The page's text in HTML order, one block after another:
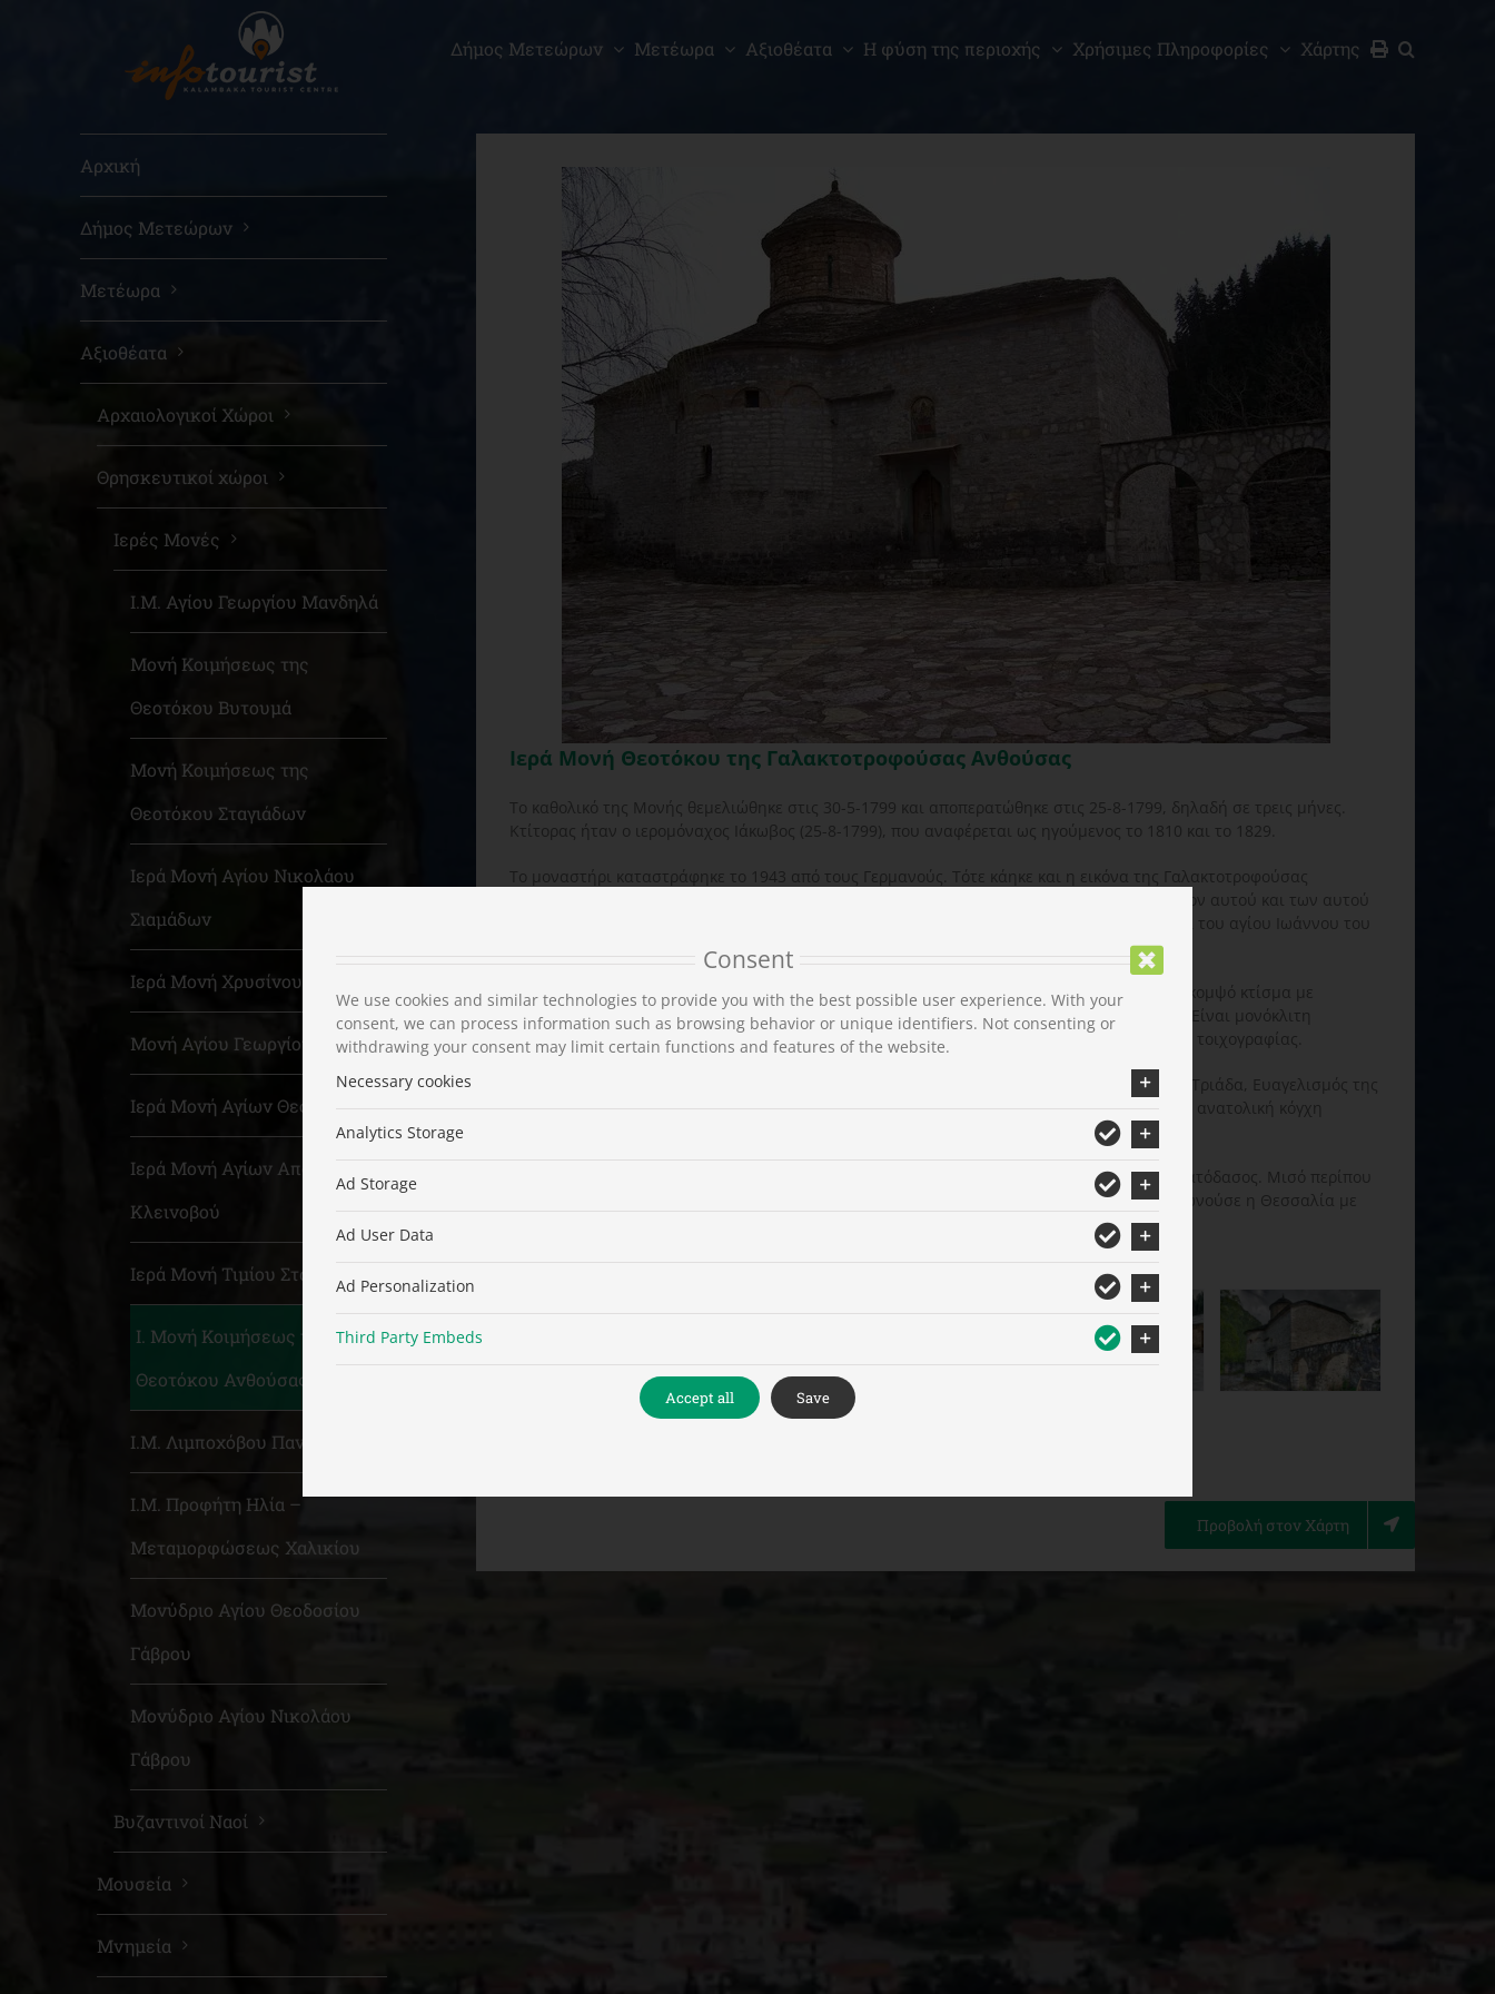
Δήμος Μετεώρων Μετέωρα Αξιοθέατα Η φύση της περιοχής Χρήσιμες Πληροφορίες Χάρτης
Ιερά Μονή Θεοτόκου της Γαλακτοτροφούσας Ανθούσας
Το καθολικό της Μονής θεμελιώθηκε στις 30-5-1799 και αποπερατώθηκε στις 25-8-1799, δηλαδή σε τρεις μήνες.
Κτίτορας ήταν ο ιερομόναχος Ιάκωβος (25-8-1799), που αναφέρεται ως ηγούμενος το 1810 και το 1829.
Το μοναστήρι καταστράφηκε το 1943 από τους Γερμανούς. Τότε κάηκε και η εικόνα της Γαλακτοτροφούσας
Παναγίας, αφιέρωμα του 1788 από τον Καλαρρυτιώτη Δημήτριο Τουρτούρη “εις μνημόσυνον αυτού και των αυτού
αυταδέλφων και των εν αυτοίς διαδόχοις αυτών”. Επίσης καταστράφηκε και το παρεκκλήσι του αγίου Ιωάννου του
Προδρόμου, που το τιμούσαν στις 29 Αυγούστου (αποτομή της τιμίας κεφαλής του).
Σήμερα, εκτός από δύο νεότερα κτίσματα στα δυτικά, σώζεται μόνον το καθολικό, πέτρινο κομψό κτίσμα με
τετράκλινη στέγη, σκεπασμένη με πλάκες, δύο χορούς αγιορειτικού τύπου και ένα τρούλο. Είναι μονόκλιτη
βασιλική με ημικυλινδρική καμάρα στην οροφή. Σώζονται και μερικά λείψανα της παλαιάς τοιχογραφίας.
Το βόρειο πέτρινο θύρωμα (όπου οι επιγραφές) έχει περίτεχνα ανάγλυφα κοσμήματα (Αγία Τριάδα, Ευαγελισμός της
Θεοτόκου, από δύο: δικέφαλους αετούς, αγγέλους και ανθοδοχεία). Επίσης, στην εξωτερική ανατολική κόγχη
Το μοναστήρι είναι χτισμένο σε μια θαυμάσια τοποθεσία, περικυκλωμένη από πλούσιο ελατόδασος. Μισό περίπου
χιλιόμετρο βόρεια και στον Αχελώο βρίσκεται κομψό πέτρινο γιοφύρι, με το οποίο επικοινωνούσε η Θεσσαλία με
Προβολή στον Χάρτη
Αρχική
Δήμος Μετεώρων
Μετέωρα
Αξιοθέατα
Αρχαιολογικοί Χώροι
Θρησκευτικοί χώροι
Ιερές Μονές
Ι.Μ. Αγίου Γεωργίου Μανδηλά
Μονή Κοιμήσεως της
Θεοτόκου Βυτουμά
Μονή Κοιμήσεως της
Θεοτόκου Σταγιάδων
Ιερά Μονή Αγίου Νικολάου
Σιαμάδων
Ιερά Μονή Χρυσίνου
Μονή Αγίου Γεωργίου Αύρας
Ιερά Μονή Αγίων Θεοδώρων
Ιερά Μονή Αγίων Αποστόλων
Κλεινοβού
Ιερά Μονή Τιμίου Σταυρού
Ι. Μονή Κοιμήσεως της
Θεοτόκου Ανθούσας
Ι.Μ. Λιμποχόβου Παναγίας
Ι.Μ. Προφήτη Ηλία –
Μεταμορφώσεως Χαλικίου
Μονύδριο Αγίου Θεοδοσίου
Γάβρου
Μονύδριο Αγίου Νικολάου
Γάβρου
Βυζαντινοί Ναοί
Μουσεία
Μνημεία
Consent
We use cookies and similar technologies to provide you with the best possible user experience. With your
consent, we can process information such as browsing behavior or unique identifiers. Not consenting or
withdrawing your consent may limit certain functions and features of the website.
Necessary cookies
Analytics Storage
Ad Storage
Ad User Data
Ad Personalization
Third Party Embeds
Accept all Save